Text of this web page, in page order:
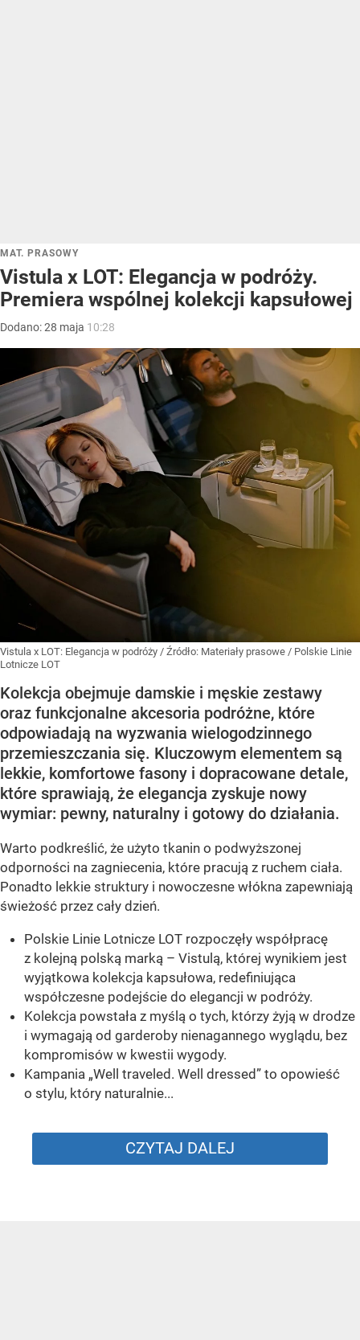
MAT. PRASOWY
Vistula x LOT: Elegancja w podróży.
Premiera wspólnej kolekcji kapsułowej
Dodano:28 maja 10:28
Vistula x LOT: Elegancja w podróży / Źródło: Materiały prasowe / Polskie Linie
Lotnicze LOT
Kolekcja obejmuje damskie i męskie zestawy
oraz funkcjonalne akcesoria podróżne, które
odpowiadają na wyzwania wielogodzinnego
przemieszczania się. Kluczowym elementem są
lekkie, komfortowe fasony i dopracowane detale,
które sprawiają, że elegancja zyskuje nowy
wymiar: pewny, naturalny i gotowy do działania.
Warto podkreślić, że użyto tkanin o podwyższonej
odporności na zagniecenia, które pracują z ruchem ciała.
Ponadto lekkie struktury i nowoczesne włókna zapewniają
świeżość przez cały dzień.
Polskie Linie Lotnicze LOT rozpoczęły współpracę
z kolejną polską marką – Vistulą, której wynikiem jest
wyjątkowa kolekcja kapsułowa, redefiniująca
współczesne podejście do elegancji w podróży.
Kolekcja powstała z myślą o tych, którzy żyją w drodze
i wymagają od garderoby nienagannego wyglądu, bez
kompromisów w kwestii wygody.
Kampania „Well traveled. Well dressed” to opowieść
o stylu, który naturalnie...
CZYTAJ DALEJ